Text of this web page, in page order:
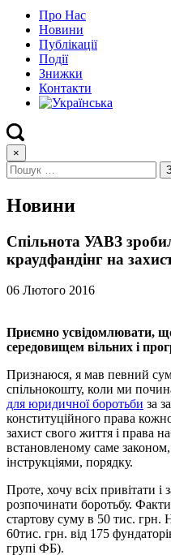
Про Нас
Новини
Публікації
Події
Знижки
Контакти
×
Новини
Спільнота УАВЗ
краудфандінг на
06 Лютого 2016
Приємно усвідомлювати,
середовищем вільних і
Признаюся, я мав певний
спільнокошту, коли ми
для юридичної боротьби за
конституційного права
захист свого життя і права
встановленому саме
інструкціями, порядку.
Проте, хочу всіх привітати
розпочинати боротьбу.
стартову суму в 50 тис. грн.
60тис. грн. від 175
групі ФБ).